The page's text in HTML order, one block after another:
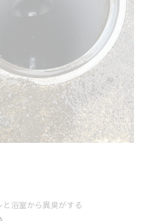
浴室から異臭がする